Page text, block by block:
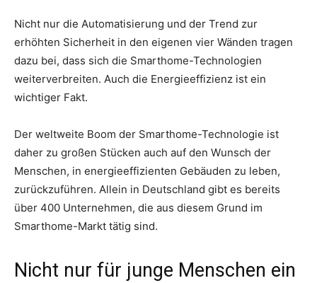
Nicht nur die Automatisierung und der Trend zur
erhöhten Sicherheit in den eigenen vier Wänden tragen
dazu bei, dass sich die Smarthome-Technologien
weiterverbreiten. Auch die Energieeffizienz ist ein
wichtiger Fakt.
Der weltweite Boom der Smarthome-Technologie ist
daher zu großen Stücken auch auf den Wunsch der
Menschen, in energieeffizienten Gebäuden zu leben,
zurückzuführen. Allein in Deutschland gibt es bereits
über 400 Unternehmen, die aus diesem Grund im
Smarthome-Markt tätig sind.
Nicht nur für junge Menschen ein